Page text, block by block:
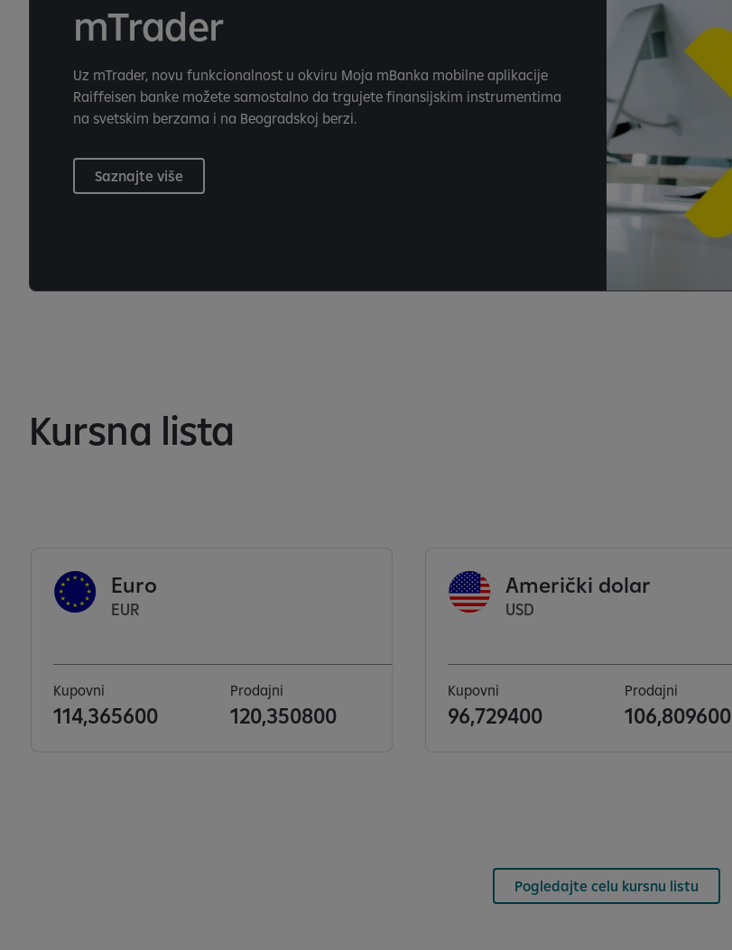
mTrader
Uz mTrader, novu funkcionalnost u okviru Moja mBanka mobilne aplikacije
Raiffeisen banke možete samostalno da trgujete finansijskim instrumentima
na svetskim berzama i na Beogradskoj berzi.
Saznajte više
Kursna lista
Euro
EUR
Kupovni
114,365600
Prodajni
120,350800
Američki dolar
USD
Kupovni
96,729400
Prodajni
106,809600
Pogledajte celu kursnu listu